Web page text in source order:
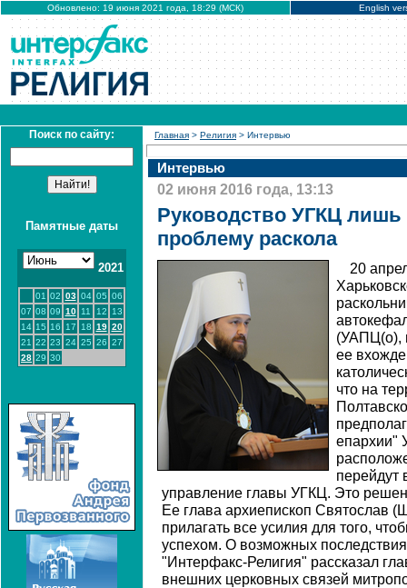
Обновлено: 19 июня 2021 года, 18:29 (МСК) English
Поиск по сайту:
Памятные даты
2021
01 02 03 04 05 06
07 08 09 10 11 12
13
14 15 16 17 18 19 20
21 22 23 24 25 26 27
28 29 30
Главная > Религия > Интервью
Интервью
02 июня 2016 года, 13:13
Руководство УГКЦ лишь
проблему раскола
20
(УАПЦ(о),
ее
что на
епархии"
перейдут
управление главы УГКЦ. Это
Ее глава архиепископ Святослав
прилагать все усилия для того,
успехом. О возможных
"Интерфакс-Религия" рассказал
внешних церковных связей